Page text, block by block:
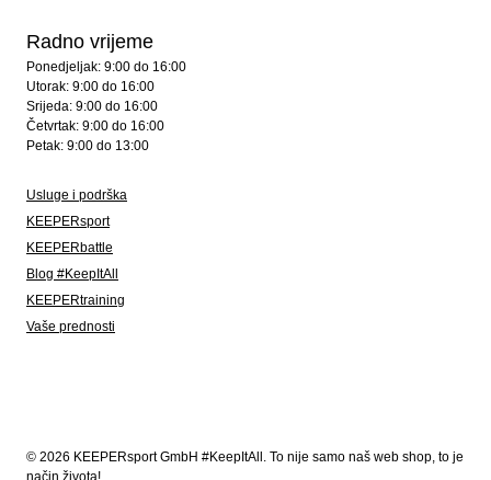
Radno vrijeme
Ponedjeljak: 9:00 do 16:00
Utorak: 9:00 do 16:00
Srijeda: 9:00 do 16:00
Četvrtak: 9:00 do 16:00
Petak: 9:00 do 13:00
Usluge i podrška
KEEPERsport
KEEPERbattle
Blog #KeepItAll
KEEPERtraining
Vaše prednosti
© 2026 KEEPERsport GmbH #KeepItAll. To nije samo naš web shop, to je
način života!